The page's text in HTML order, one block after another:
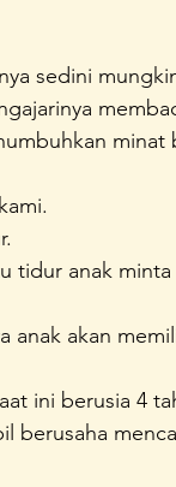
Cloud 9
A Home
sedini
minat
tidur anak minta
anak akan
ini berusia 4
berusaha